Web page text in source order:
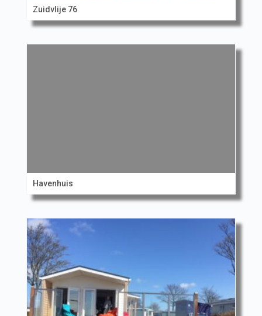
Zuidvlije 76
Havenhuis